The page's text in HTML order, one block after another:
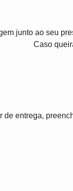
junto ao seu
Caso
de entrega,